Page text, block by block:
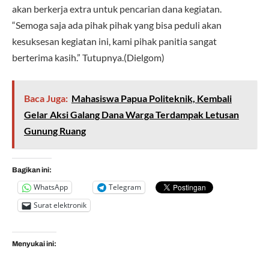
akan berkerja extra untuk pencarian dana kegiatan.
“Semoga saja ada pihak pihak yang bisa peduli akan
kesuksesan kegiatan ini, kami pihak panitia sangat
berterima kasih.” Tutupnya.(Dielgom)
Baca Juga: Mahasiswa Papua Politeknik, Kembali
Gelar Aksi Galang Dana Warga Terdampak Letusan
Gunung Ruang
Bagikan ini:
WhatsApp
Telegram
Surat elektronik
Menyukai ini: